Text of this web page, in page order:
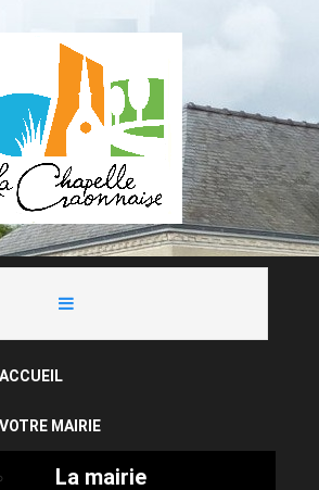
ACCUEIL
VOTRE MAIRIE
La mairie